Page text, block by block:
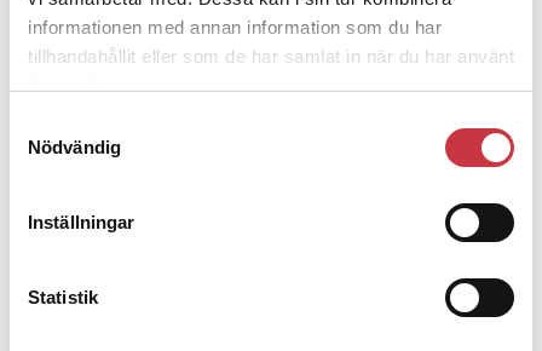
informationen med annan information som du har
tillhandahållit eller som de har samlat in när du har använt
Nödvändig
Inställningar
Statistik
Debatt
Det är inte evidenskrav som